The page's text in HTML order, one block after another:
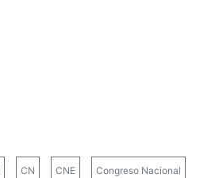
CN CNE Congreso Nacional